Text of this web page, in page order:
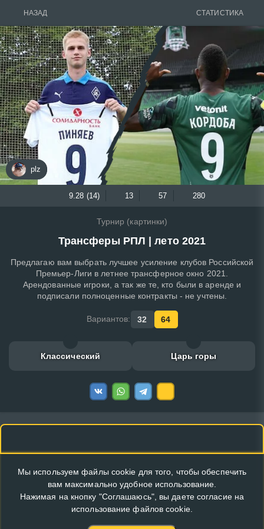
НАЗАД СТАТИСТИКА
plz
9.28 (14) 13 57 280
Турнир (картинки)
Трансферы РПЛ | лето 2021
Предлагаю вам выбрать лучшее усиление клубов Российской
Премьер-Лиги в летнее трансферное окно 2021.
Арендованные игроки, а так же те, кто были в аренде и
подписали полноценные контракты - не учтены.
Вариантов: 32 64
Классический Царь горы
Мы используем файлы cookie для того, чтобы обеспечить
вам максимально удобное использование.
Нажимая на кнопку "Соглашаюсь", вы даете согласие на
использование файлов cookie.